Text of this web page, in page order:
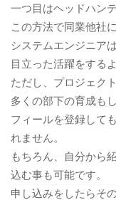
一つ目はヘッドハン
この方法で同業他社
システムエンジニア
目立った活躍をする
ただし、プロジェク
多くの部下の育成も
フィールを登録して
れません。
もちろん、自分から
込む事も可能です。
申し込みをしたらそ